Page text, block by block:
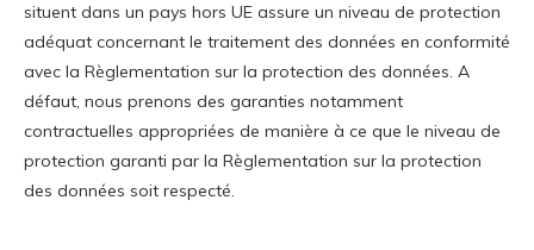
situent dans un pays hors UE assure un niveau de protection
adéquat concernant le traitement des données en conformité
avec la Règlementation sur la protection des données. A
défaut, nous prenons des garanties notamment
contractuelles appropriées de manière à ce que le niveau de
protection garanti par la Règlementation sur la protection
des données soit respecté.